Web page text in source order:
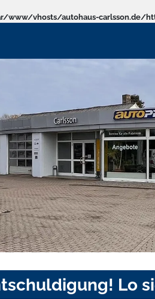
www/vhosts/autohaus-carlsson.de/
Lo